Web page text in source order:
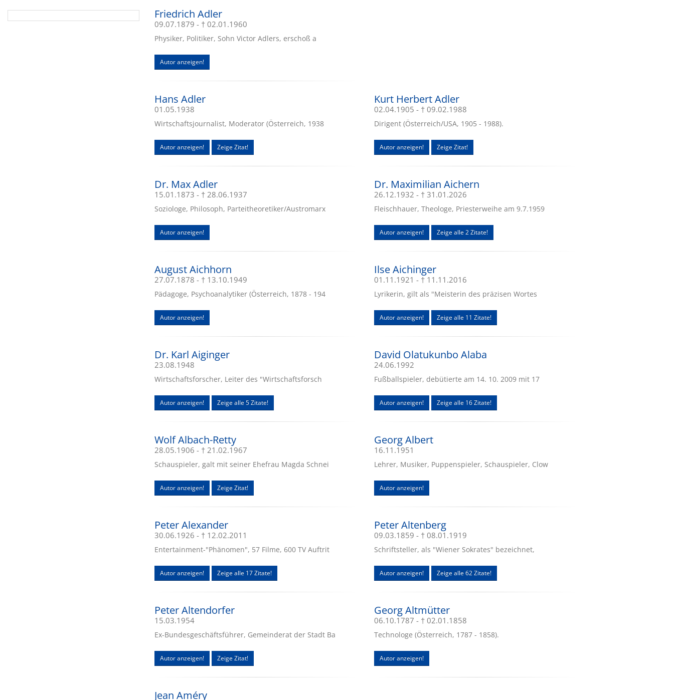
Friedrich Adler
09.07.1879 - † 02.01.1960
Physiker, Politiker, Sohn Victor Adlers, erschoß a
Autor anzeigen!
Hans Adler
01.05.1938
Wirtschaftsjournalist, Moderator (Österreich, 1938
Autor anzeigen! Zeige Zitat!
Kurt Herbert Adler
02.04.1905 - † 09.02.1988
Dirigent (Österreich/USA, 1905 - 1988).
Autor anzeigen! Zeige Zitat!
Dr. Max Adler
15.01.1873 - † 28.06.1937
Soziologe, Philosoph, Parteitheoretiker/Austromarx
Autor anzeigen!
Dr. Maximilian Aichern
26.12.1932 - † 31.01.2026
Fleischhauer, Theologe, Priesterweihe am 9.7.1959
Autor anzeigen! Zeige alle 2 Zitate!
August Aichhorn
27.07.1878 - † 13.10.1949
Pädagoge, Psychoanalytiker (Österreich, 1878 - 194
Autor anzeigen!
Ilse Aichinger
01.11.1921 - † 11.11.2016
Lyrikerin, gilt als "Meisterin des präzisen Wortes
Autor anzeigen! Zeige alle 11 Zitate!
Dr. Karl Aiginger
23.08.1948
Wirtschaftsforscher, Leiter des "Wirtschaftsforsch
Autor anzeigen! Zeige alle 5 Zitate!
David Olatukunbo Alaba
24.06.1992
Fußballspieler, debütierte am 14. 10. 2009 mit 17
Autor anzeigen! Zeige alle 16 Zitate!
Wolf Albach-Retty
28.05.1906 - † 21.02.1967
Schauspieler, galt mit seiner Ehefrau Magda Schnei
Autor anzeigen! Zeige Zitat!
Georg Albert
16.11.1951
Lehrer, Musiker, Puppenspieler, Schauspieler, Clow
Autor anzeigen!
Peter Alexander
30.06.1926 - † 12.02.2011
Entertainment-"Phänomen", 57 Filme, 600 TV Auftrit
Autor anzeigen! Zeige alle 17 Zitate!
Peter Altenberg
09.03.1859 - † 08.01.1919
Schriftsteller, als "Wiener Sokrates" bezeichnet,
Autor anzeigen! Zeige alle 62 Zitate!
Peter Altendorfer
15.03.1954
Ex-Bundesgeschäftsführer, Gemeinderat der Stadt Ba
Autor anzeigen! Zeige Zitat!
Georg Altmütter
06.10.1787 - † 02.01.1858
Technologe (Österreich, 1787 - 1858).
Autor anzeigen!
Jean Améry